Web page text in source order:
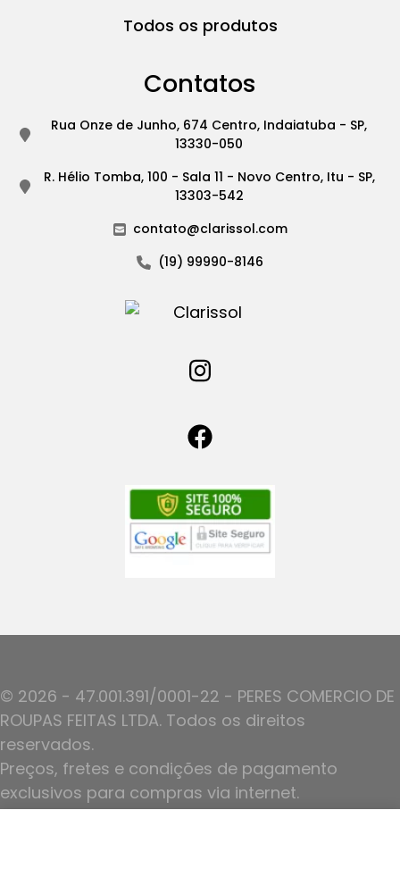
Todos os produtos
Contatos
Rua Onze de Junho, 674 Centro, Indaiatuba - SP,
13330-050
R. Hélio Tomba, 100 - Sala 11 - Novo Centro, Itu - SP,
13303-542
contato@clarissol.com
(19) 99990-8146
© 2026 - 47.001.391/0001-22 - PERES COMERCIO DE
ROUPAS FEITAS LTDA. Todos os direitos
reservados.
Preços, fretes e condições de pagamento
exclusivos para compras via internet.
Ofertas válidas até o termino de nossos